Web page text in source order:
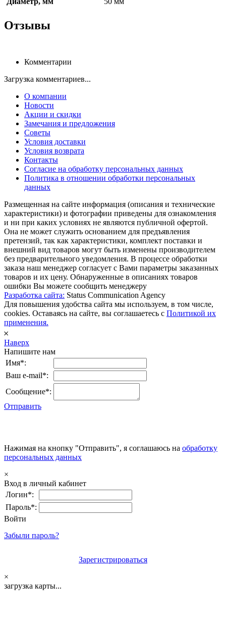
Отзывы
Комментарии
Загрузка комментариев...
О компании
Новости
Акции и скидки
Замечания и предложения
Советы
Условия доставки
Условия возврата
Контакты
Согласие на обработку персональных данных
Политика в отношении обработки персональных
данных
Размещенная на сайте информация (описания и технические
характеристики) и фотографии приведены для ознакомления
и ни при каких условиях не являются публичной офертой.
Она не может служить основанием для предъявления
претензий, так как характеристики, комплект поставки и
внешний вид товаров могут быть изменены производителем
без предварительного уведомления. В процессе обработки
заказа наш менеджер согласует с Вами параметры заказанных
товаров и их цену. Обнаруженные в описаниях товаров
ошибки Вы можете сообщить менеджеру
Разработка сайта: Status Communication Agency
Для повышения удобства сайта мы используем, в том числе,
cookies. Оставаясь на сайте, вы соглашаетесь с Политикой их
применения.
𐄂
Наверх
Напишите нам
Имя*:
Ваш e-mail*:
Сообщение*:
Отправить
Нажимая на кнопку "Отправить", я соглашаюсь на обработку
персональных данных
×
Вход в личный кабинет
Логин*:
Пароль*:
Войти
Забыли пароль?
Зарегистрироваться
×
загрузка карты...